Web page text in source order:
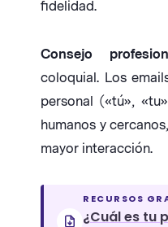
fidelidad.
Consejo
coloquial. Los
personal («tú»,
humanos y
mayor interacción.
RECURSOS
¿Cuál es tu